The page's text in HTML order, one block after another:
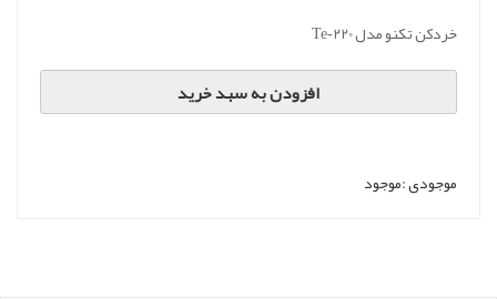
خردکن تکنو مدل Te‑220
افزودن به سبد خرید
موجودی :موجود